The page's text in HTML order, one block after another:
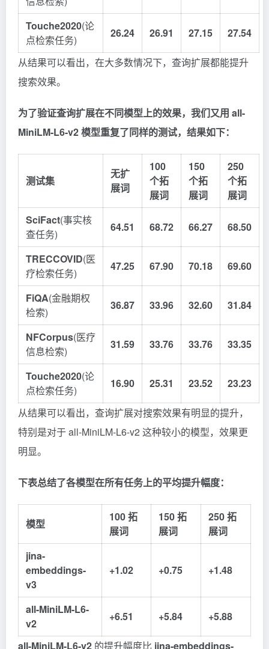
Touche2020(论
点检索任务)
26.24 26.91 27.15 27.54
从结果可以看出，在大多数情况下，查询扩展都能提升
搜索效果。
为了验证查询扩展在不同模型上的效果，我们又用 all-
MiniLM-L6-v2 模型重复了同样的测试，结果如下：
测试集
无扩
展词
100
个拓
展词
150
个拓
展词
250
个拓
展词
SciFact(事实核
查任务)
64.51 68.72 66.27 68.50
TRECCOVID(医
疗检索任务)
47.25 67.90 70.18 69.60
FiQA(金融期权
检索)
36.87 33.96 32.60 31.84
NFCorpus(医疗
信息检索)
31.59 33.76 33.76 33.35
Touche2020(论
点检索任务)
16.90 25.31 23.52 23.23
从结果可以看出，查询扩展对搜索效果有明显的提升，
特别是对于 all-MiniLM-L6-v2 这种较小的模型，效果更
明显。
下表总结了各模型在所有任务上的平均提升幅度：
模型
100 拓
展词
150 拓
展词
250 拓
展词
jina-
embeddings-
v3
+1.02 +0.75 +1.48
all-MiniLM-L6-
v2
+6.51 +5.84 +5.88
all-MiniLM-L6-v2 的提升幅度比 jina-embeddings-